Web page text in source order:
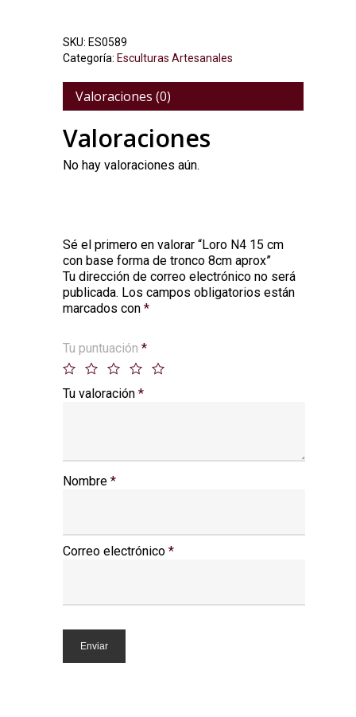
SKU: ES0589
Categoría: Esculturas Artesanales
Valoraciones (0)
Valoraciones
No hay valoraciones aún.
Sé el primero en valorar “Loro N4 15 cm
con base forma de tronco 8cm aprox”
Tu dirección de correo electrónico no será
publicada. Los campos obligatorios están
marcados con *
Tu puntuación *
Tu valoración *
Nombre *
Correo electrónico *
Alternative: